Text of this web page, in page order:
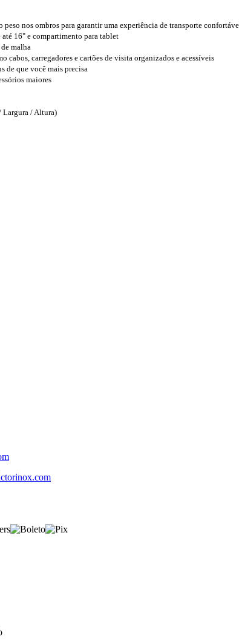
peso nos ombros para garantir uma experiência de transporte
16" e compartimento para tablet
malha
cabos, carregadores e cartões de visita organizados e acessíveis
de que você mais precisa
maiores
Largura / Altura)